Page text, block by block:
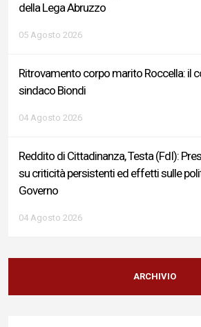
della Lega Abruzzo
05 Agosto 2026
Ritrovamento corpo marito Roccella: il
sindaco Biondi
04 Agosto 2026
Reddito di Cittadinanza, Testa (FdI):
su criticità persistenti ed effetti sulle
Governo
04 Agosto 2026
Sigismondi, Liris e Testa: “Profondo
Ministro Roccella e alla sua famiglia”
ARCHIVIO